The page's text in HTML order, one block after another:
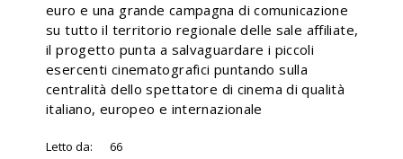
euro e una grande campagna di comunicazione
su tutto il territorio regionale delle sale affiliate,
il progetto punta a salvaguardare i piccoli
esercenti cinematografici puntando sulla
centralità dello spettatore di cinema di qualità
italiano, europeo e internazionale
Letto da: 66